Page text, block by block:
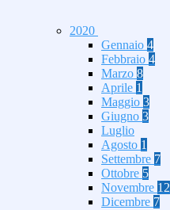
2020
Gennaio 4
Febbraio 4
Marzo 8
Aprile 1
Maggio 3
Giugno 3
Luglio
Agosto 1
Settembre 7
Ottobre 5
Novembre 12
Dicembre 7